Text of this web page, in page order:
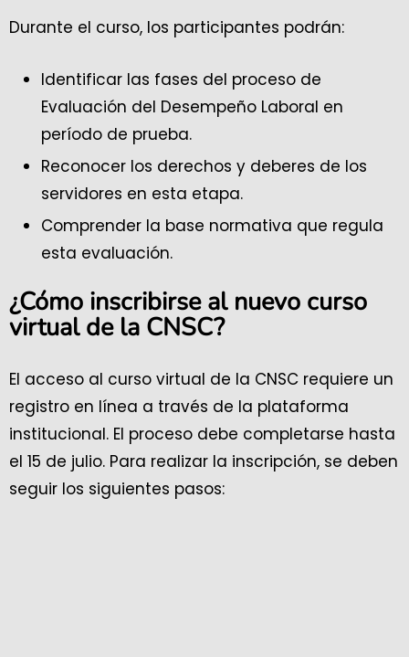
Durante el curso, los participantes podrán:
Identificar las fases del proceso de
Evaluación del Desempeño Laboral en
período de prueba.
Reconocer los derechos y deberes de los
servidores en esta etapa.
Comprender la base normativa que regula
esta evaluación.
¿Cómo inscribirse al nuevo curso
virtual de la CNSC?
El acceso al curso virtual de la CNSC requiere un
registro en línea a través de la plataforma
institucional. El proceso debe completarse hasta
el 15 de julio. Para realizar la inscripción, se deben
seguir los siguientes pasos: